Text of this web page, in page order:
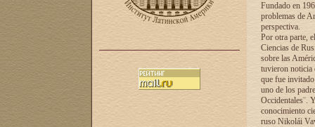
Fundado en
problemas de
perspectiva.
Por otra parte,
Ciencias de
sobre las
tuvieron noticia
que fue
uno de los
Occidentales¨.
conocimiento
ruso Nikolái